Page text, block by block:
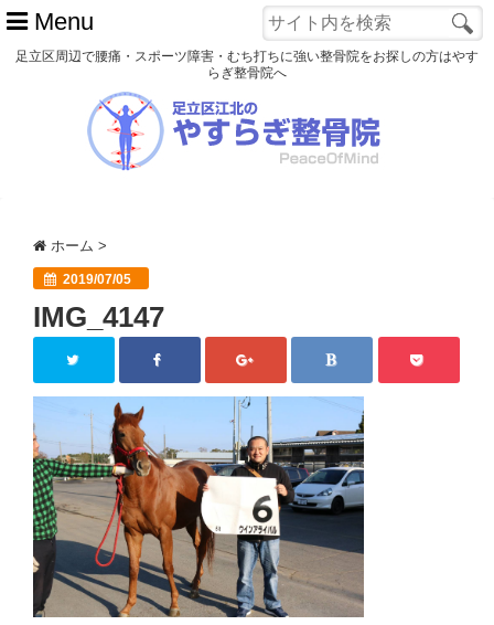
Menu
スポーツ障害
患者様の声
アクセス
院長プロフィール
blog
Close
足立区周辺で腰痛・スポーツ障害・むち打ちに強い整骨院をお探しの方はやす
らぎ整骨院へ
ホーム >
2019/07/05
IMG_4147